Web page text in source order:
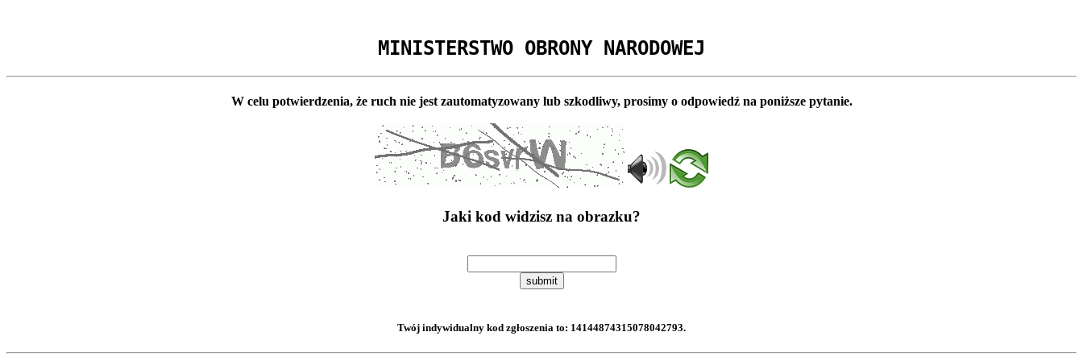
MINISTERSTWO OBRONY NARODOWEJ
W celu potwierdzenia, że ruch nie jest zautomatyzowany lub szkodliwy, prosimy o odpowiedź na poniższe pytanie.
Jaki kod widzisz na obrazku?
submit
Twój indywidualny kod zgłoszenia to: 14144874315078042793.